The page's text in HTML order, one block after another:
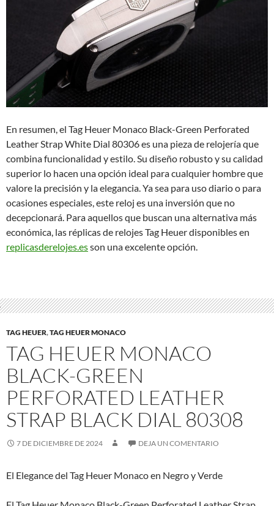
En resumen, el Tag Heuer Monaco Black-Green Perforated
Leather Strap White Dial 80306 es una pieza de relojería que
combina funcionalidad y estilo. Su diseño robusto y su calidad
superior lo hacen una opción ideal para cualquier hombre que
valore la precisión y la elegancia. Ya sea para uso diario o para
ocasiones especiales, este reloj es una inversión que no
decepcionará. Para aquellos que buscan una alternativa más
económica, las réplicas de relojes Tag Heuer disponibles en
replicasderelojes.esson una excelente opción.
TAG HEUER,TAG HEUER MONACO
TAG HEUER MONACO
BLACK-GREEN
PERFORATED LEATHER
STRAP BLACK DIAL 80308
7 DE DICIEMBRE DE 2024 DEJA UN COMENTARIO
El Elegance del Tag Heuer Monaco en Negro y Verde